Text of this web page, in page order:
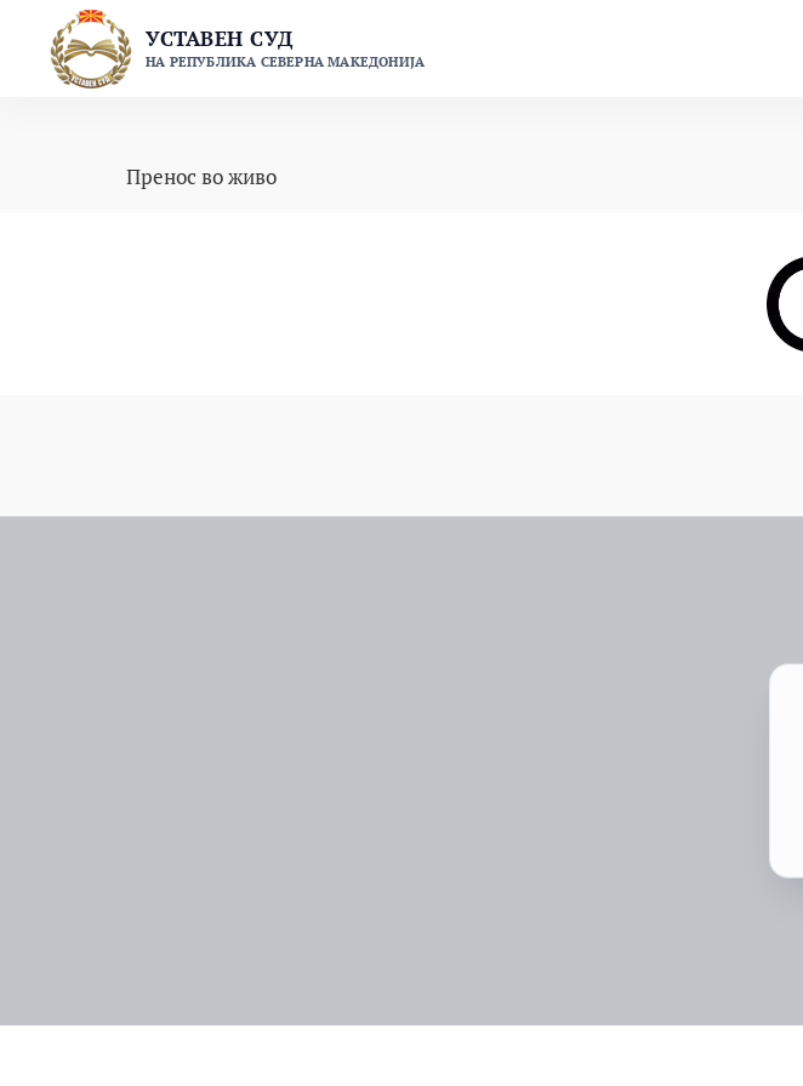
content
УСТАВЕН СУД
НА РЕПУБЛИКА СЕВЕРНА МАКЕДОНИЈА
Пренос во живо